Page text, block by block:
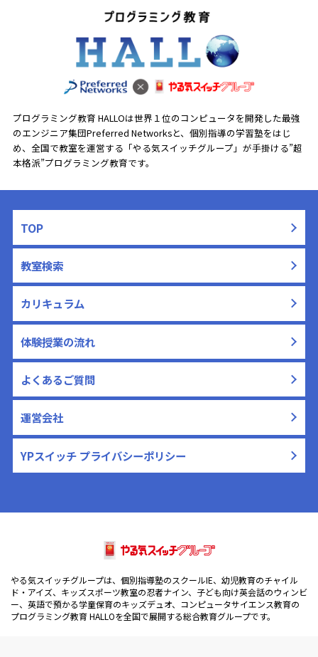
プログラミング教育 HALLOは世界１位のコンピュータを開発した最強
のエンジニア集団Preferred Networksと、 個別指導の学習塾をはじ
め、全国で教室を運営する「やる気スイッチグループ」が手掛ける”超
本格派”プログラミング教育です。
TOP
教室検索
カリキュラム
体験授業の流れ
よくあるご質問
運営会社
YPスイッチ プライバシーポリシー
やる気スイッチグループは、個別指導塾のスクールIE、幼児教育のチャイル
ド・アイズ、キッズスポーツ教室の忍者ナイン、子ども向け英会話のウィンビ
ー、英語で預かる学童保育のキッズデュオ、コンピュータサイエンス教育の
プログラミング教育 HALLOを全国で展開する総合教育グループです。